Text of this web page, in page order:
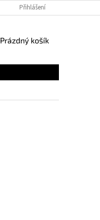
VRÁCENÍ ZBOŽÍ A
Přihlášení
NÁKUPNÍ
Prázdný košík